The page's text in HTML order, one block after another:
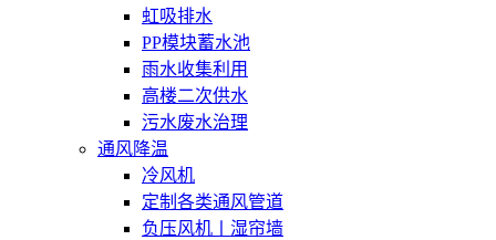
虹吸排水
PP模块蓄水池
雨水收集利用
高楼二次供水
污水废水治理
通风降温
冷风机
定制各类通风管道
负压风机〡湿帘墙